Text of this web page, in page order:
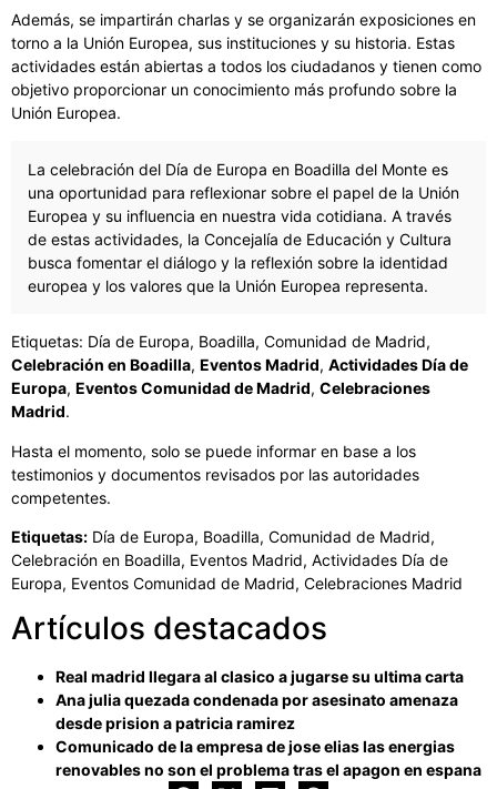
Además, se impartirán charlas y se organizarán exposiciones en
torno a la Unión Europea, sus instituciones y su historia. Estas
actividades están abiertas a todos los ciudadanos y tienen como
objetivo proporcionar un conocimiento más profundo sobre la
Unión Europea.
La celebración del Día de Europa en Boadilla del Monte es
una oportunidad para reflexionar sobre el papel de la Unión
Europea y su influencia en nuestra vida cotidiana. A través
de estas actividades, la Concejalía de Educación y Cultura
busca fomentar el diálogo y la reflexión sobre la identidad
europea y los valores que la Unión Europea representa.
Etiquetas: Día de Europa, Boadilla, Comunidad de Madrid,
Celebración en Boadilla, Eventos Madrid, Actividades Día de
Europa, Eventos Comunidad de Madrid, Celebraciones
Madrid.
Hasta el momento, solo se puede informar en base a los
testimonios y documentos revisados por las autoridades
competentes.
Etiquetas: Día de Europa, Boadilla, Comunidad de Madrid,
Celebración en Boadilla, Eventos Madrid, Actividades Día de
Europa, Eventos Comunidad de Madrid, Celebraciones Madrid
Artículos destacados
Real madrid llegara al clasico a jugarse su ultima carta
Ana julia quezada condenada por asesinato amenaza
desde prision a patricia ramirez
Comunicado de la empresa de jose elias las energias
renovables no son el problema tras el apagon en espana